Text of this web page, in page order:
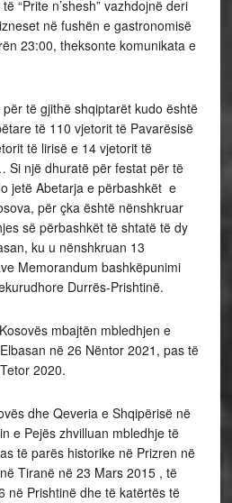
“Prite n’shesh” vazhdojnë deri
në fushën e gastronomisë
23:00, theksonte komunikata e
të gjithë shqiptarët kudo është
të 110 vjetorit të Pavarësisë
të lirisë e 14 vjetorit të
Si një dhuratë për festat për të
jetë Abetarja e përbashkët e
për çka është nënshkruar
së përbashkët të shtatë të dy
ku u nënshkruan 13
Memorandum bashkëpunimi
Durrës-Prishtinë.
mbajtën mbledhjen e
në 26 Nëntor 2021, pas të
2020.
dhe Qeveria e Shqipërisë në
e Pejës zhvilluan mbledhje të
të parës historike në Prizren në
Tiranë në 23 Mars 2015 , të
në Prishtinë dhe të katërtës të